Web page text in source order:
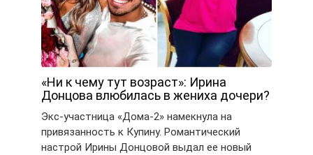
«Ни к чему тут возраст»: Ирина
Донцова влюбилась в жениха дочери?
Экс-участница «Дома-2» намекнула на
привязанность к Купину. Романтический
настрой Ирины Донцовой выдал ее новый